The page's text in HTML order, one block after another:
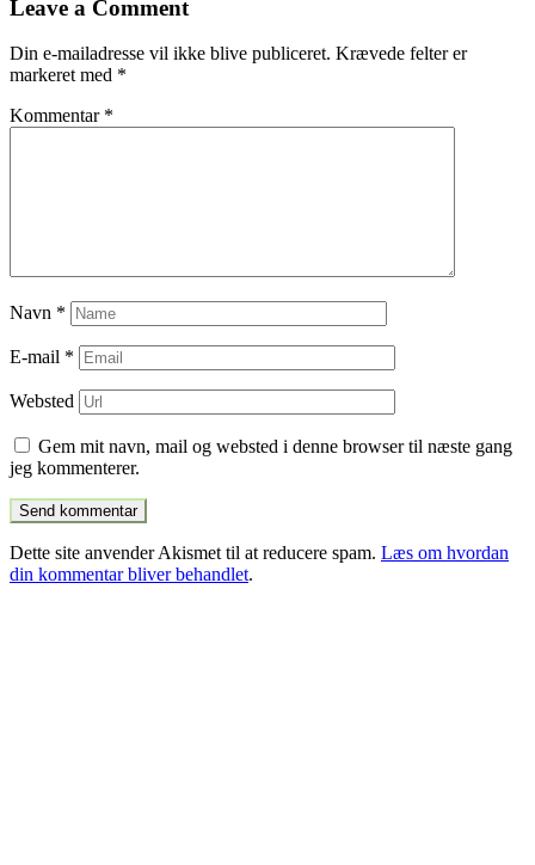
Leave a Comment
Din e-mailadresse vil ikke blive publiceret. Krævede felter er
markeret med *
Kommentar *
Navn *
E-mail *
Websted
Gem mit navn, mail og websted i denne browser til næste gang
jeg kommenterer.
Dette site anvender Akismet til at reducere spam. Læs om hvordan
din kommentar bliver behandlet.